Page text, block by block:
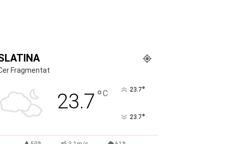
Fragmentat
23.7 °C 23.7°
23.7°